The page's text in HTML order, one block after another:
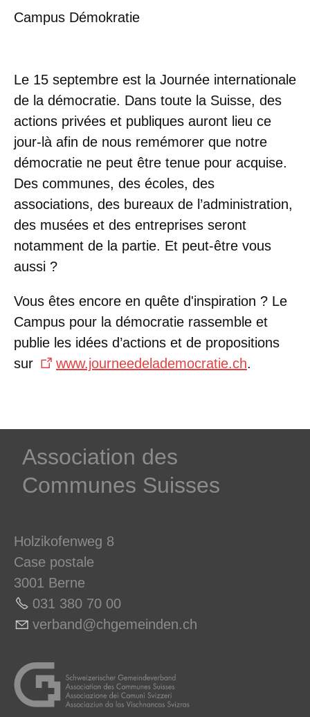
Campus Démokratie
Le 15 septembre est la Journée internationale
de la démocratie. Dans toute la Suisse, des
actions privées et publiques auront lieu ce
jour-là afin de nous remémorer que notre
démocratie ne peut être tenue pour acquise.
Des communes, des écoles, des
associations, des bureaux de l’administration,
des musées et des entreprises seront
notamment de la partie. Et peut-être vous
aussi ?
Vous êtes encore en quête d'inspiration ? Le
Campus pour la démocratie rassemble et
publie les idées d’actions et de propositions
sur
www.journeedelademocratie.ch.
­Association des­
Communes ­Suisses
Holzikofenweg 8
Case postale
3001 Berne
031 380 70 00
v rb nd chg m nd n ch